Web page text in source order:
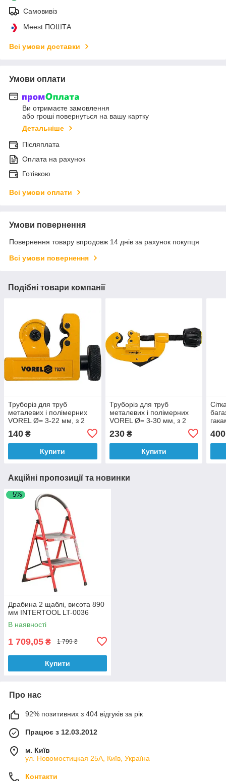
Самовивіз
Meest ПОШТА
Всі умови доставки
Умови оплати
Ви отримаєте замовлення
або гроші повернуться на вашу картку
Детальніше
Післяплата
Оплата на рахунок
Готівкою
Всі умови оплати
Умови повернення
Повернення товару впродовж 14 днів за рахунок покупця
Всі умови повернення
Подібні товари компанії
Труборіз для труб
металевих і полімерних
VOREL Ø= 3-22 мм, з 2
ролик. різцями 16х6х5 мм
[25/100]
140 ₴
Купити
Труборіз для труб
металевих і полімерних
VOREL Ø= 3-30 мм, з 2
мм [25/100]
230₴
Купити
400
Акційні пропозиції та новинки
–5%
Драбина 2 щаблі, висота 890
мм INTERTOOL LT-0036
В наявності
1 709,05 ₴ 1 799 ₴
Купити
Про нас
92% позитивних з 404 відгуків за рік
Працює з 12.03.2012
м. Київ
ул. Новомостицкая 25А, Київ, Україна
Контакти